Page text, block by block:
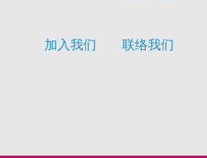
加入我们
联络我们